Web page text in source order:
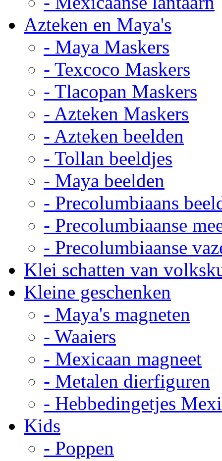
Azteken en Maya's
- Maya Maskers
- Texcoco Maskers
- Tlacopan Maskers
- Azteken Maskers
- Azteken beelden
- Tollan beeldjes
- Maya beelden
- Precolumbiaans
- Precolumbiaanse
- Precolumbiaanse
Klei schatten van
Kleine geschenken
- Maya's magneten
- Waaiers
- Mexicaan magneet
- Metalen dierfiguren
- Hebbedingetjes
Kids
- Poppen